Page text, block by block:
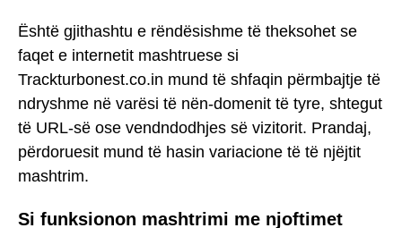
Është gjithashtu e rëndësishme të theksohet se
faqet e internetit mashtruese si
Trackturbonest.co.in mund të shfaqin përmbajtje të
ndryshme në varësi të nën-domenit të tyre, shtegut
të URL-së ose vendndodhjes së vizitorit. Prandaj,
përdoruesit mund të hasin variacione të të njëjtit
mashtrim.
Si funksionon mashtrimi me njoftimet